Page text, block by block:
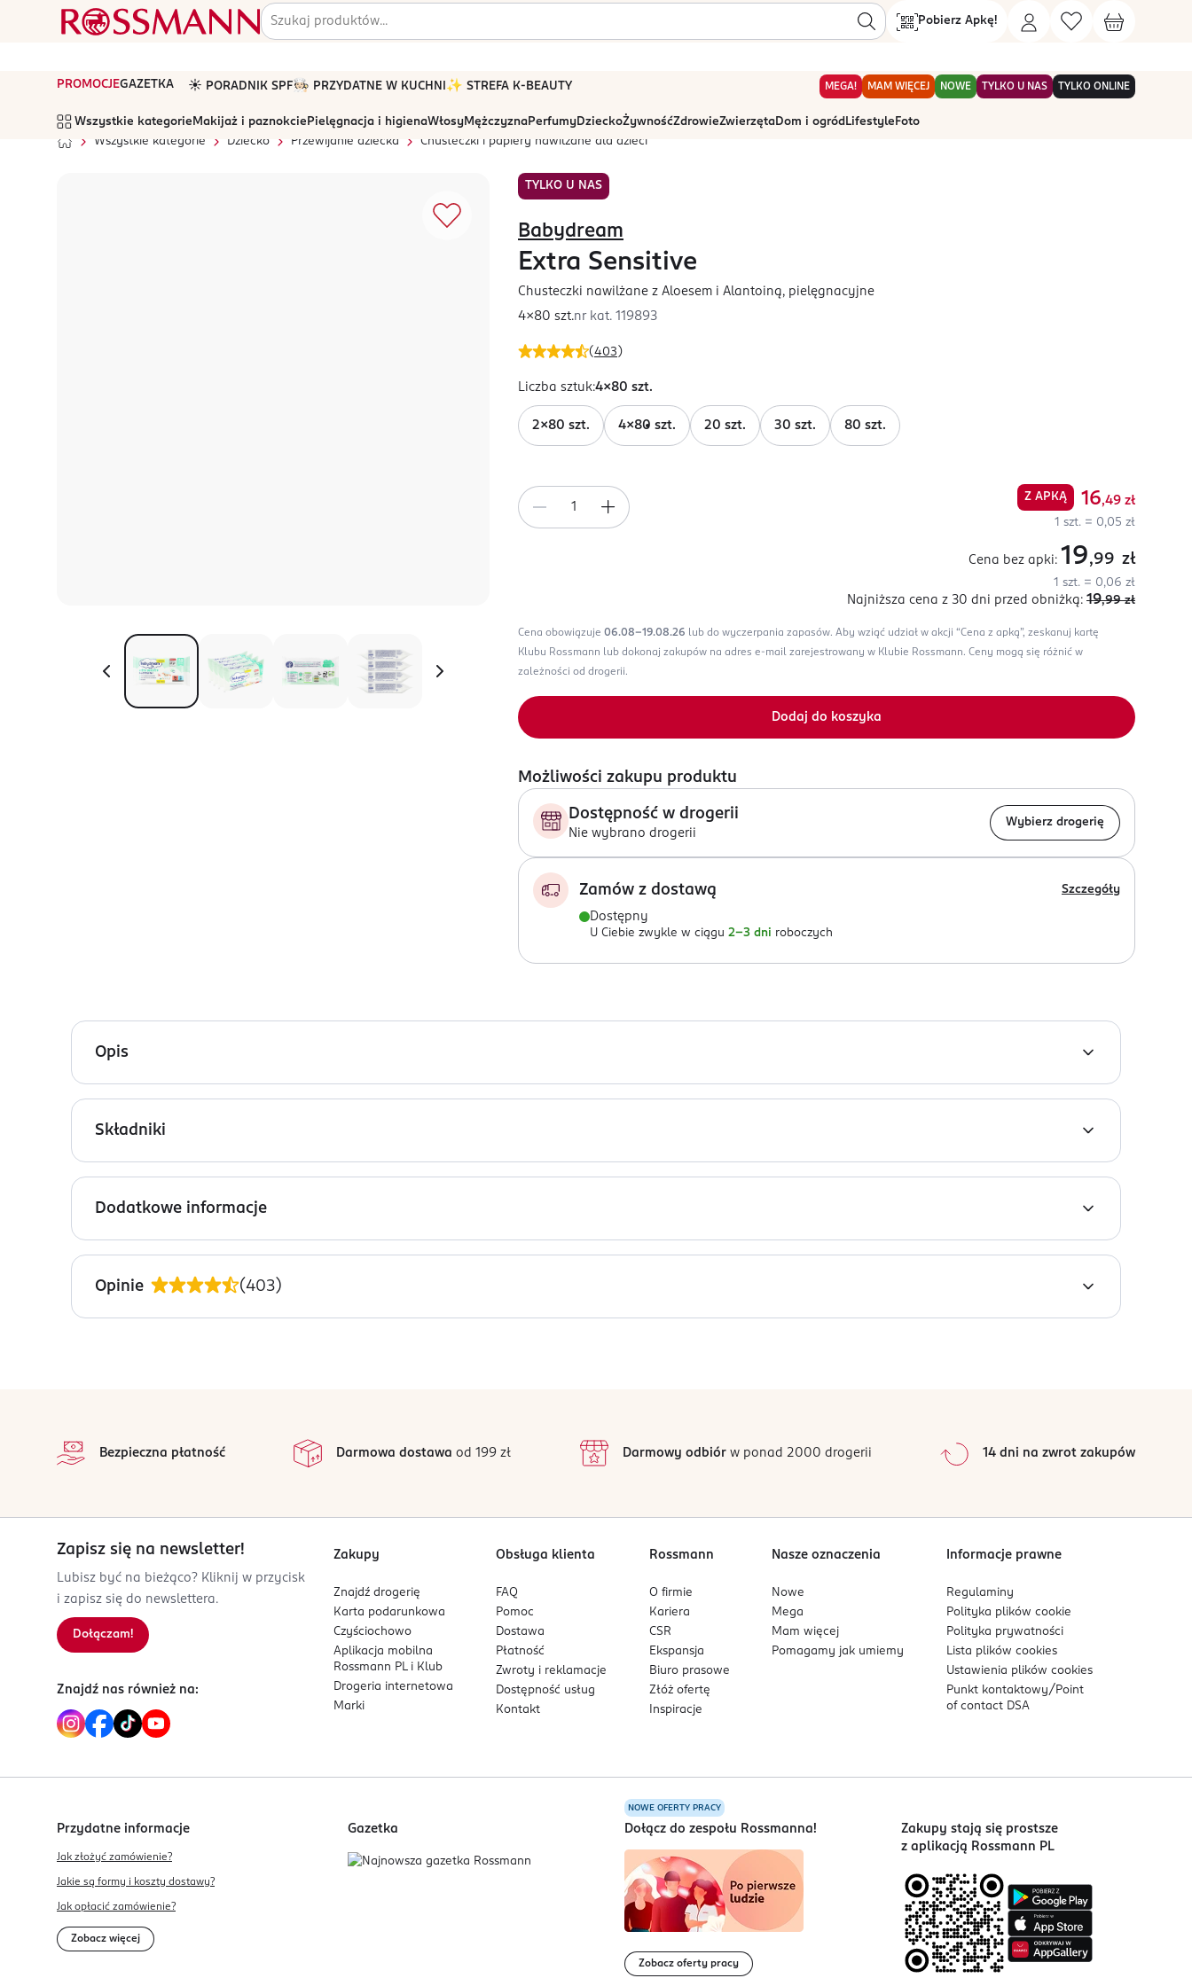
Pobierz Apkę!
PROMOCJEGAZETKA ☀️ PORADNIK SPF🧑🏻‍🍳 PRZYDATNE W KUCHNI ✨ STREFA K-BEAUTY MEGA! MAM WIĘCEJ NOWE TYLKO U NAS TYLKO ONLINE
Wszystkie kategorie Makijaż i paznokcie Pielęgnacja i higienaWłosyMężczyznaPerfumyDzieckoŻywnośćZdrowieZwierzętaDom i ogród Lifestyle Foto
Wszystkie kategorie
Dziecko Przewijanie dziecka Chusteczki i papiery nawilżane dla dzieci
TYLKO U NAS
(403 )
Babydream
Extra Sensitive
Chusteczki nawilżane z Aloesem i Alantoiną, pielęgnacyjne
4x80 szt.nr kat. 119893
Liczba sztuk:4x80 szt.
2x80 szt. 4x80 szt. 20 szt. 30 szt. 80 szt.
Z APKĄ 16,49 zł
1 szt. = 0,05 zł
Cena bez apki: 19,99 zł
1 szt. = 0,06 zł
Najniższa cena z 30 dni przed obniżką: 19,99 zł
Cena obowiązuje 06.08-19.08.26 lub do wyczerpania zapasów. Aby wziąć udział w akcji “Cena z apką”, zeskanuj kartę
Klubu Rossmann lub dokonaj zakupów na adres e-mail zarejestrowany w Klubie Rossmann. Ceny mogą się różnić w
zależności od drogerii.
Dodaj do koszyka
Możliwości zakupu produktu
Dostępność w drogerii
Nie wybrano drogerii
Wybierz drogerię
Zamów z dostawą Szczegóły
Dostępny
U Ciebie zwykle w ciągu 2-3 dni roboczych
Opis
Wilgotne chusteczki extra sensitive, 80 chusteczek. Odpowiednie dla alergików, z aloesem i alantoiną, bez kompozycji zapachowych, testowane dermatologicznie,
pH neutralne dla skóry.
Składniki
Aqua, Glycerin, Allantoin, Aloe Barbadensis Leaf Juice, Caprylyl/ Capryl Glucoside, Citric Acid, Sodium Citrate, Ethylhexylglycerin, Sodium Benzoate, Potassium
Sorbate.
Dodatkowe informacje
PRODUCENT/PODMIOT ODPOWIEDZIALNY
ROSSMANN SDP SP. z o.o.
św. Teresy 109
91-222 Łódź
Opinie (403)
2
1
0%
Sortowanie wgdata: od najnowszej
Bezpieczna płatność Darmowa dostawa od 199 zł Darmowy odbiórw ponad 2000 drogerii 14 dni na zwrot zakupów
Zapisz się na newsletter!
Lubisz być na bieżąco? Kliknij w przycisk
i zapisz się do newslettera.
Dołączam!
Znajdź nas również na:
Zakupy
Znajdź drogerię
Karta podarunkowa
Czyściochowo
Aplikacja mobilna
Rossmann PL i Klub
Drogeria internetowa
Marki
Obsługa klienta
FAQ
Pomoc
Dostawa
Płatność
Zwroty i reklamacje
Dostępność usług
Kontakt
Rossmann
O firmie
Kariera
CSR
Ekspansja
Biuro prasowe
Złóż ofertę
Inspiracje
Nasze oznaczenia
Nowe
Mega
Mam więcej
Pomagamy jak umiemy
Informacje prawne
Regulaminy
Polityka plikówcookie
Polityka prywatności
Lista plikówcookies
Ustawienia plikówcookies
Punkt kontaktowy/ Point
of contact DSA
Przydatne informacje
Jak złożyć zamówienie?
Jakie są formy i koszty dostawy?
Jak opłacić zamówienie?
Zobacz więcej
Gazetka
NOWE OFERTY PRACY
Dołącz do zespołu Rossmanna!
Zobacz oferty pracy
Zakupy stają się prostsze
z aplikacją Rossmann PL